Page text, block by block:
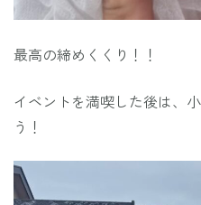
最高の締めくくり！！
イベントを満喫した後は、
う！